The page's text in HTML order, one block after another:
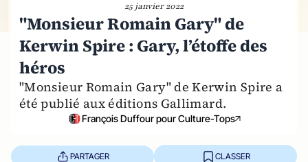
25 janvier 2022
"Monsieur Romain Gary" de
Kerwin Spire : Gary, l’étoffe des
héros
"Monsieur Romain Gary" de Kerwin Spire a
été publié aux éditions Gallimard.
François Duffour pour Culture-Tops
PARTAGER CLASSER